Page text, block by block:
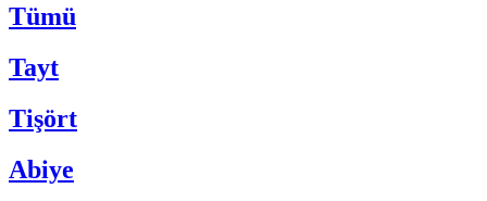
Tümü
Tayt
Tişört
Abiye